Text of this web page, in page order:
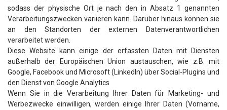
sodass der physische Ort je nach den in Absatz 1 genannten
Verarbeitungszwecken variieren kann. Darüber hinaus können sie
an den Standorten der externen Datenverantwortlichen
verarbeitet werden.
Diese Website kann einige der erfassten Daten mit Diensten
außerhalb der Europäischen Union austauschen, wie z.B. mit
Google, Facebook und Microsoft (LinkedIn) über Social-Plugins und
den Dienst von Google Analytics
Wenn Sie in die Verarbeitung Ihrer Daten für Marketing- und
Werbezwecke einwilligen, werden einige Ihrer Daten (Vorname,